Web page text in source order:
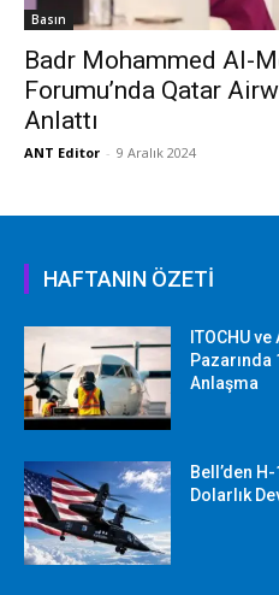
Basın
Badr Mohammed Al-
Forumu’nda Qatar
Anlattı
ANT Editor - 9 Aralık 2024
HAFTANIN ÖZETİ
ITOCHU
Pazarında
Anlaşma
Bell’den
Dolarlık